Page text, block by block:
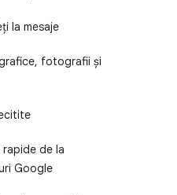
la mesaje
fotografii și
de la
Google